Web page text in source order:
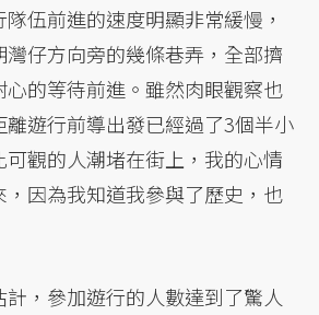
伍前進的速度明顯非常緩慢，
仔方向旁的幾條巷弄，全部擠
心的等待前進。雖然肉眼觀察也
遊行前導出發已經過了3個半小
觀的人潮堵在街上，我的心情
因為我知道我參與了歷史，也
，參加遊行的人數達到了驚人